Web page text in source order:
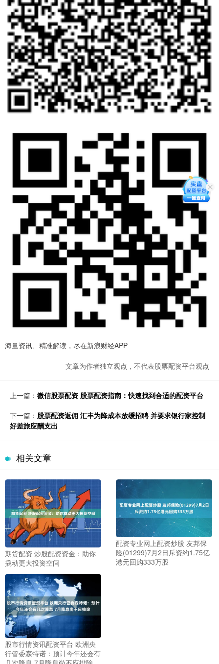
海量资讯、精准解读，尽在新浪财经APP
文章为作者独立观点，不代表股票配资平台观点
上一篇： 微信股票配资 股票配资指南：快速找到合适的配资平台
下一篇： 股票配资返佣 汇丰为降成本放缓招聘 并要求银行家控制
好差旅应酬支出
相关文章
期货配资 炒股配资资金：助你
撬动更大投资空间
配资专业网上配资炒股 友邦保
险(01299)7月2日斥资约1.75亿
港元回购333万股
股市行情资讯配资平台 欧洲央
行管委森特诺：预计今年还会有